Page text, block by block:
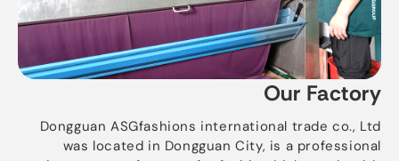
Our Factory
Dongguan ASGfashions international trade co., Ltd
was located in Dongguan City, is a professional